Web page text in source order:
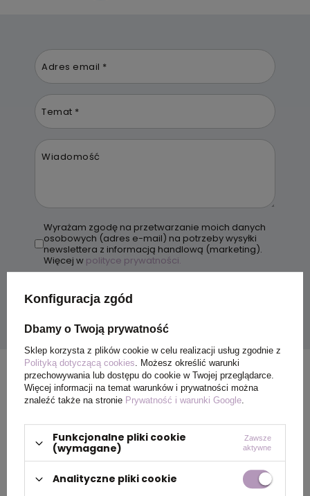
Adres email *
Temat *
Wiadomość
Wyrażam zgodę na przetwarzanie moich danych
osobowych (adres e-mail) na potrzeby wysyłki
newslettera z informacją handlową (marketing).
Więcej w polityce prywatności.
Konfiguracja zgód
Dbamy o Twoją prywatność
Sklep korzysta z plików cookie w celu realizacji usług zgodnie z
Polityką dotyczącą cookies. Możesz określić warunki
przechowywania lub dostępu do cookie w Twojej przeglądarce.
Więcej informacji na temat warunków i prywatności można
znaleźć także na stronie Prywatność i warunki Google.
Funkcjonalne pliki cookie
(wymagane)
Zawsze
aktywne
Analityczne pliki cookie